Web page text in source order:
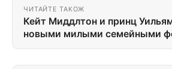
ЧИТАЙТЕ ТАКОЖ
Кейт Миддлтон и принц
новыми милыми семейными